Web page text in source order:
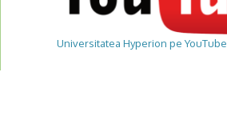
Universitatea Hyperion pe YouTube